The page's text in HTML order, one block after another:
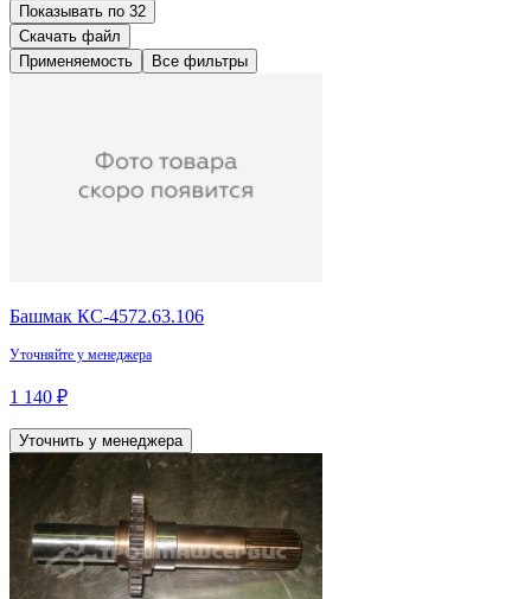
Показывать по 32
Скачать файл
Применяемость
Все фильтры
Башмак КС-4572.63.106
Уточняйте у менеджера
1 140 ₽
Уточнить у менеджера